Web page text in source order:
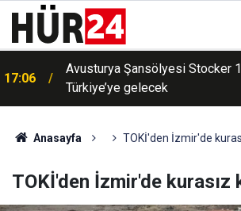
17:06
Avusturya Şansölyesi Stocker
Türkiye’ye gelecek
Anasayfa TOKİ'den İzmir'de
TOKİ'den İzmir'de kurasız